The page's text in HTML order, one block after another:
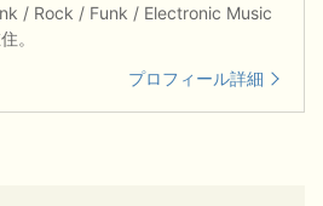
/ Rock / Funk / Electronic Music
。
プロフィール詳細